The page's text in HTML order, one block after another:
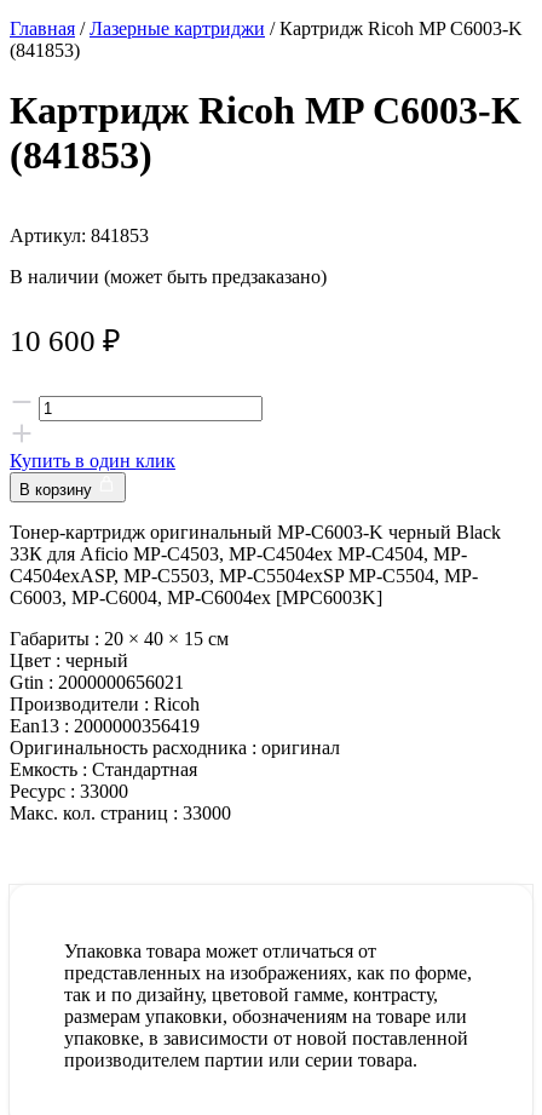
Главная /Лазерные картриджи / Картридж Ricoh MP C6003-K
(841853)
Картридж Ricoh MP C6003-K
(841853)
Артикул: 841853
В наличии (может быть предзаказано)
10 600 ₽
Купить в один клик
В корзину
Тонер-картридж оригинальный MP-C6003-K черный Black
33К для Aficio MP-C4503, MP-C4504ex MP-C4504, MP-
C4504exASP, MP-C5503, MP-C5504exSP MP-C5504, MP-
C6003, MP-C6004, MP-C6004ex [MPC6003K]
Габариты : 20 × 40 × 15 см
Цвет : черный
Gtin : 2000000656021
Производители : Ricoh
Ean13 : 2000000356419
Оригинальность расходника : оригинал
Емкость : Стандартная
Ресурс : 33000
Макс. кол. страниц : 33000
Упаковка товара может отличаться от
представленных на изображениях, как по форме,
так и по дизайну, цветовой гамме, контрасту,
размерам упаковки, обозначениям на товаре или
упаковке, в зависимости от новой поставленной
производителем партии или серии товара.